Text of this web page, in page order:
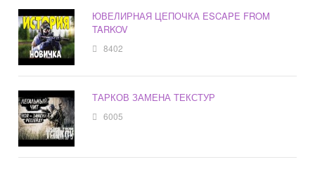
ЮВЕЛИРНАЯ ЦЕПОЧКА ESCAPE FROM
TARKOV
8402
ТАРКОВ ЗАМЕНА ТЕКСТУР
6005